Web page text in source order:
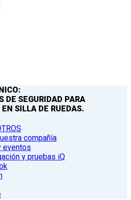
DE SEGURIDAD PARA
SILLA DE RUEDAS.
compañía
eventos
y pruebas iQ